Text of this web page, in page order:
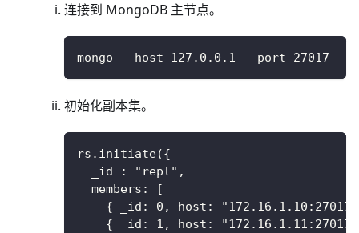
连接到 MongoDB 主节点。
mongo --host 127.0.0.1 --port 27017
初始化副本集。
rs.initiate({
  _id : "repl",
  members: [
{ _id: 0, host:
{ _id: 1, host: